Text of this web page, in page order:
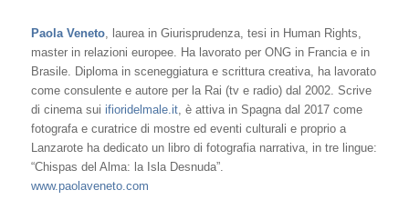
Paola Veneto, laurea in Giurisprudenza, tesi in Human Rights,
master in relazioni europee. Ha lavorato per ONG in Francia e in
Brasile. Diploma in sceneggiatura e scrittura creativa, ha lavorato
come consulente e autore per la Rai (tv e radio) dal 2002. Scrive
di cinema sui ifioridelmale.it, è attiva in Spagna dal 2017 come
fotografa e curatrice di mostre ed eventi culturali e proprio a
Lanzarote ha dedicato un libro di fotografia narrativa, in tre lingue:
“Chispas del Alma: la Isla Desnuda”.
www.paolaveneto.com